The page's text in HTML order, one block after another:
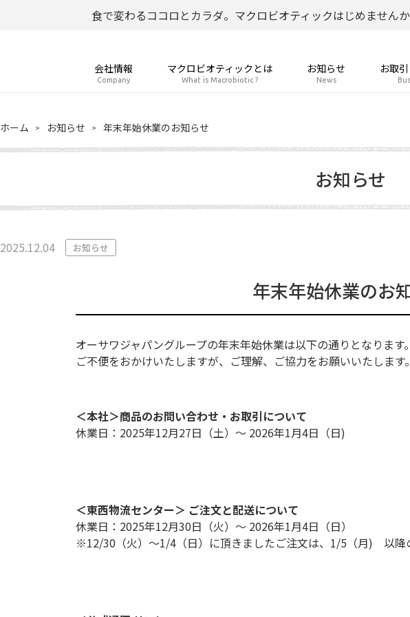
食で変わるココロとカラダ。マクロビオティックはじめません
会社情報
Company
マクロビオティックとは
What is Macrobiotic ?
お知らせ
News
お取
ホーム お知らせ 年末年始休業のお知らせ
お知らせ
2025.12.04 お知らせ
年末年始休業のお
オーサワジャパングループの年末年始休業は以下の通りとなります。
ご不便をおかけいたしますが、ご理解、ご協力をお願いいたします。
＜本社＞商品のお問い合わせ・お取引について
休業日：2025年12月27日（土）～ 2026年1月4日（日)
＜東西物流センター＞ ご注文と配送について
休業日：2025年12月30日（火）～ 2026年1月4日（日）
※12/30（火）～1/4（日）に頂きましたご注文は、1/5（月) 以降